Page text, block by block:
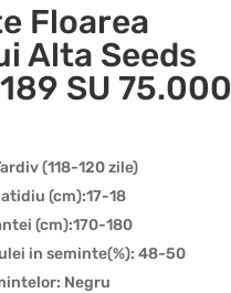
Floarea
Alta Seeds
SU 75.000
(118-120 zile)
(cm):17-18
(cm):170-180
in seminte(%): 48-50
Negru